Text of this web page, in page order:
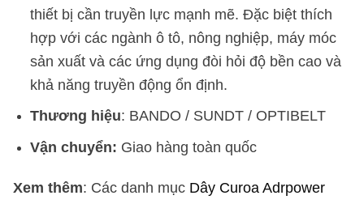
thiết bị cần truyền lực mạnh mẽ. Đặc biệt thích
hợp với các ngành ô tô, nông nghiệp, máy móc
sản xuất và các ứng dụng đòi hỏi độ bền cao và
khả năng truyền động ổn định.
Thương hiệu: BANDO / SUNDT / OPTIBELT
Vận chuyển: Giao hàng toàn quốc
Xem thêm: Các danh mục Dây Curoa Adrpower